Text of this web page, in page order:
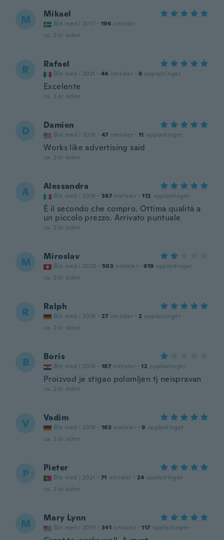
M Mikael
Ble med i 2017 · 196 omtaler
ca. 2 år siden
R Rafael
Ble med i 2021 · 44 omtaler · 6 opplastinger
Excelente
ca. 2 år siden
D Damien
Ble med i 2016 · 47 omtaler · 11 opplastinger
Works like advertising said
ca. 2 år siden
A Alessandra
Ble med i 2018 · 367 omtaler · 112 opplastinger
È il secondo che compro. Ottima qualità a
un piccolo prezzo. Arrivato puntuale
ca. 2 år siden
M Miroslav
Ble med i 2020 · 503 omtaler · 619 opplastinger
ca. 2 år siden
R Ralph
Ble med i 2016 · 27 omtaler · 2 opplastinger
ca. 2 år siden
B Boris
Ble med i 2016 · 187 omtaler · 12 opplastinger
Proizvod je stigao polomljen tj neispravan
ca. 2 år siden
V Vadim
Ble med i 2018 · 163 omtaler · 9 opplastinger
ca. 2 år siden
P Pieter
Ble med i 2021 · 71 omtaler · 24 opplastinger
ca. 2 år siden
M Mary Lynn
Ble med i 2019 · 341 omtaler · 117 opplastinger